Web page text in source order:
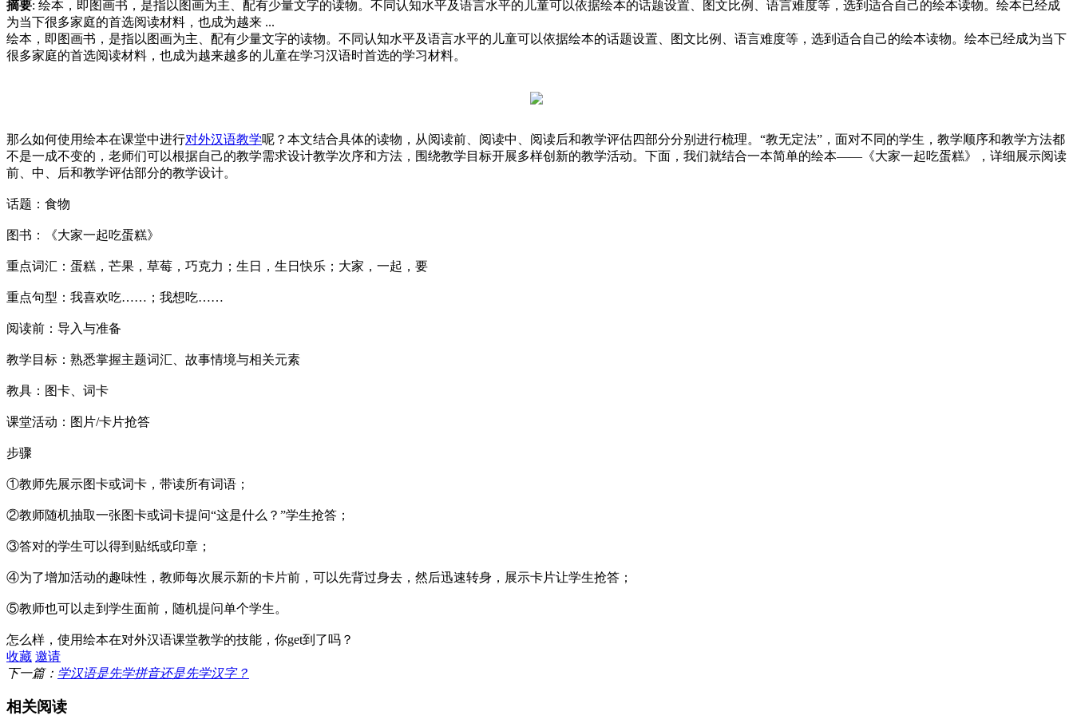
摘要: 绘本，即图画书，是指以图画为主、配有少量文字的读物。不同认知水平及语言水平的儿童可以依据绘本的话题设置、图文比例、语言难度等，选到适合自己的绘本读物。绘本已经成
为当下很多家庭的首选阅读材料，也成为越来 ...
绘本，即图画书，是指以图画为主、配有少量文字的读物。不同认知水平及语言水平的儿童可以依据绘本的话题设置、图文比例、语言难度等，选到适合自己的绘本读物。绘本已经成为当下
很多家庭的首选阅读材料，也成为越来越多的儿童在学习汉语时首选的学习材料。
那么如何使用绘本在课堂中进行对外汉语教学呢？本文结合具体的读物，从阅读前、阅读中、阅读后和教学评估四部分分别进行梳理。“教无定法”，面对不同的学生，教学顺序和教学方法都
不是一成不变的，老师们可以根据自己的教学需求设计教学次序和方法，围绕教学目标开展多样创新的教学活动。下面，我们就结合一本简单的绘本——《大家一起吃蛋糕》，详细展示阅读
前、中、后和教学评估部分的教学设计。
话题：食物
图书：《大家一起吃蛋糕》
重点词汇：蛋糕，芒果，草莓，巧克力；生日，生日快乐；大家，一起，要
重点句型：我喜欢吃……；我想吃……
阅读前：导入与准备
教学目标： 熟悉掌握主题词汇、故事情境与相关元素
教具： 图卡、词卡
课堂活动： 图片/卡片抢答
步骤
①教师先展示图卡或词卡，带读所有词语；
②教师随机抽取一张图卡或词卡提问“这是什么？”学生抢答；
③答对的学生可以得到贴纸或印章；
④为了增加活动的趣味性，教师每次展示新的卡片前，可以先背过身去，然后迅速转身，展示卡片让学生抢答；
⑤教师也可以走到学生面前，随机提问单个学生。
怎么样，使用绘本在对外汉语课堂教学的技能，你get到了吗？
收藏 邀请
下一篇： 学汉语是先学拼音还是先学汉字？
相关阅读